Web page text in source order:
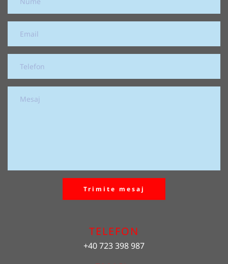
Trimite mesaj
TELEFON
+40 723 398 987